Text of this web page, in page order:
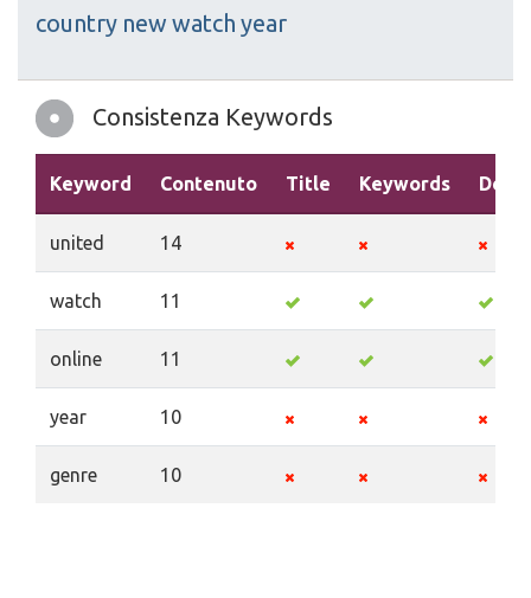
country new watch year
Consistenza Keywords
Keyword Contenuto Title Keywords
united 14
watch 11
online 11
year 10
genre 10